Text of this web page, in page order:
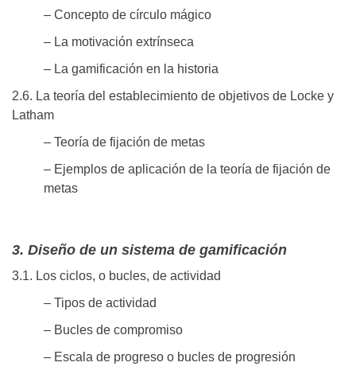
– Concepto de círculo mágico
– La motivación extrínseca
– La gamificación en la historia
2.6. La teoría del establecimiento de objetivos de Locke y
Latham
– Teoría de fijación de metas
– Ejemplos de aplicación de la teoría de fijación de
metas
3. Diseño de un sistema de gamificación
3.1. Los ciclos, o bucles, de actividad
– Tipos de actividad
– Bucles de compromiso
– Escala de progreso o bucles de progresión